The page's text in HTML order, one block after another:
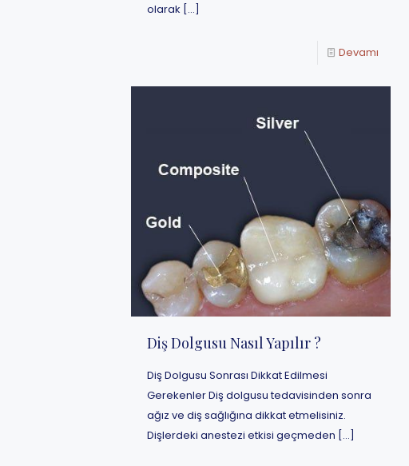
olarak […]
Devamı
Diş Dolgusu Nasıl Yapılır ?
Diş Dolgusu Sonrası Dikkat Edilmesi
Gerekenler Diş dolgusu tedavisinden sonra
ağız ve diş sağlığına dikkat etmelisiniz.
Dişlerdeki anestezi etkisi geçmeden […]